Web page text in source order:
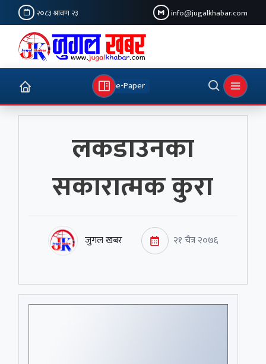
२०८३ श्रावण २३ info@jugalkhabar.com
e-Paper
लकडाउनका
सकारात्मक कुरा
जुगल खबर २१ चैत्र २०७६